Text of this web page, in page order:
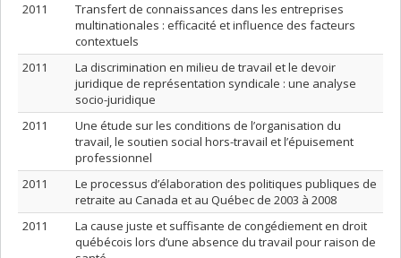
2011
Transfert de connaissances dans les entreprises
multinationales : efficacité et influence des facteurs
contextuels
2011
La discrimination en milieu de travail et le devoir
juridique de représentation syndicale : une analyse
socio-juridique
2011
Une étude sur les conditions de l’organisation du
travail, le soutien social hors-travail et l’épuisement
professionnel
2011
Le processus d’élaboration des politiques publiques de
retraite au Canada et au Québec de 2003 à 2008
2011
La cause juste et suffisante de congédiement en droit
québécois lors d’une absence du travail pour raison de